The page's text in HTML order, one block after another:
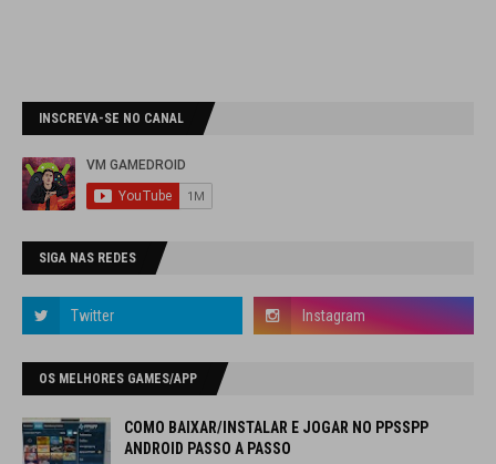
INSCREVA-SE NO CANAL
SIGA NAS REDES
OS MELHORES GAMES/APP
COMO BAIXAR/INSTALAR E JOGAR NO PPSSPP
ANDROID PASSO A PASSO